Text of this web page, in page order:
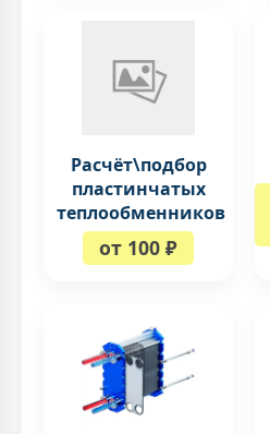
Расчёт\подбор
пластинчатых
теплообменников
от 100 ₽